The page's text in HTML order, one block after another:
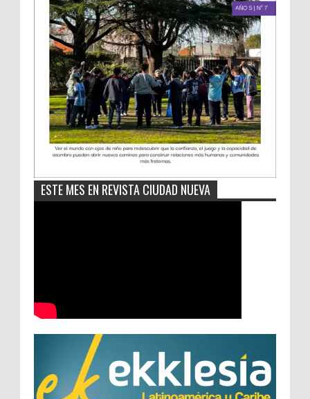
ESTE MES EN REVISTA CIUDAD NUEVA